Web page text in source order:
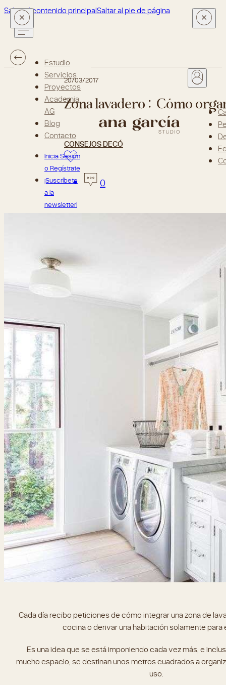
Saltar al contenido principalSaltar al pie de página
Estudio
Servicios
Proyectos
Academia
AG
Blog
Contacto
Inicia Sesión
o Regístrate
¡Suscríbete
a la
newsletter!
20/03/2017
Zona lavadero: Cómo
CONSEJOS DECÓ
0
Cada día recibo peticiones de cómo integrar una zona de
cocina o derivar una habitación solamente para
Es una idea que se está imponiendo cada vez más, e
mucho espacio, se destinan unos metros cuadrados a
uso.